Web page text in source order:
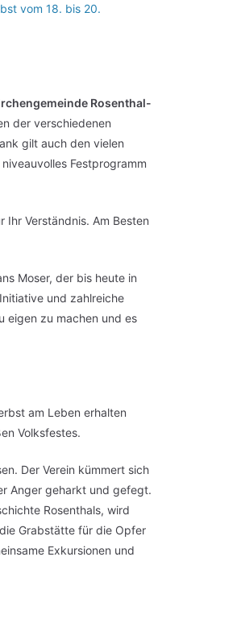
vom 18. bis 20.
Rosenthal-
der verschiedenen
gilt auch den vielen
Festprogramm
Verständnis. Am Besten
Moser, der bis heute in
und zahlreiche
eigen zu machen und es
am Leben erhalten
Volksfestes.
Der Verein kümmert sich
Anger geharkt und gefegt.
Rosenthals, wird
Grabstätte für die Opfer
Exkursionen und